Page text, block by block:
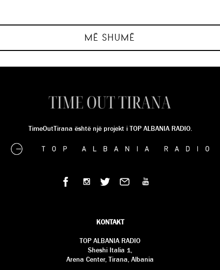
MË SHUMË
TimeOutTirana është një projekt i TOP ALBANIA RADIO.
KONTAKT
TOP ALBANIA RADIO
Sheshi Italia 1,
Arena Center, Tirana, Albania